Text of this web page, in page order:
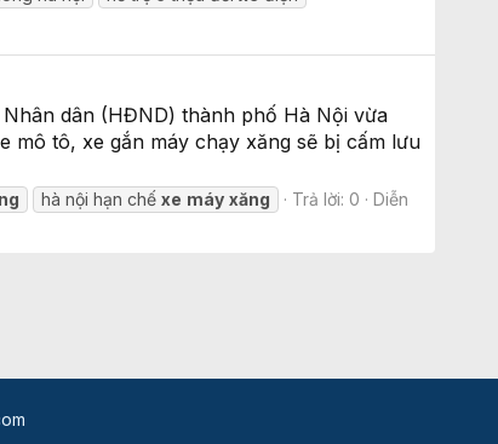
dân (HĐND) thành phố Hà Nội vừa
mô tô, xe gắn máy chạy xăng sẽ bị cấm lưu
hà nội hạn chế xe máy xăng Trả lời: 0
Diễn